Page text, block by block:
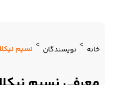
خانه > نویسندگان > نسیم